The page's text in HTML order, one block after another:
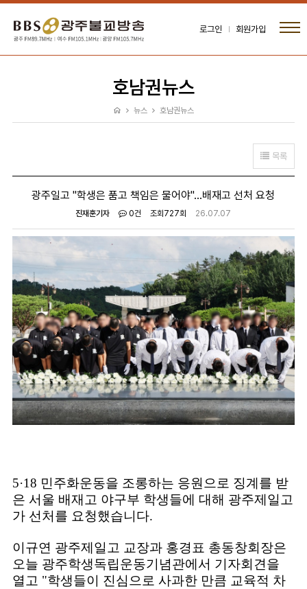
로그인 회원가입
호남권뉴스
뉴스 호남권뉴스
목록
광주일고 "학생은 품고 책임은 물어야"...배재고 선처 요청
진재훈기자 0건 조회727회 26.07.07
5·18 민주화운동을 조롱하는 응원으로 징계를 받
은 서울 배재고 야구부 학생들에 대해 광주제일고
가 선처를 요청했습니다.
이규연 광주제일고 교장과 홍경표 총동창회장은
오늘 광주학생독립운동기념관에서 기자회견을
열고 "학생들이 진심으로 사과한 만큼 교육적 차